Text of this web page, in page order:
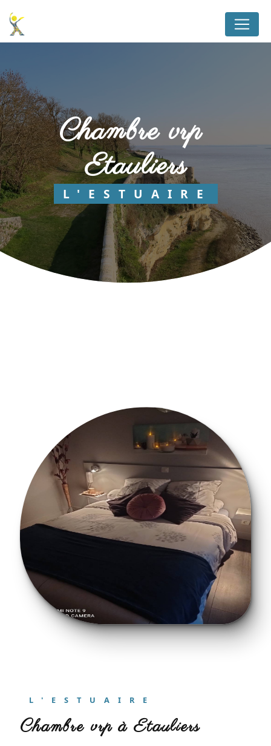
chambre vrp
Etauliers
L'ESTUAIRE
L'ESTUAIRE
chambre vrp à Etauliers